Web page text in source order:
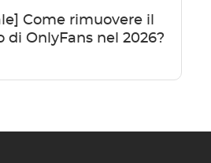
Come rimuovere il
di OnlyFans nel 2026?